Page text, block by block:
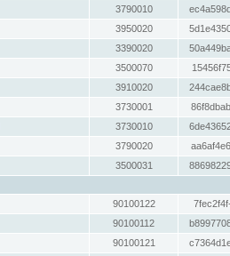
3790010
3950020
3390020
3500070
3910020
3730001
3730010
3790020
3500031
90100122
90100112
90100121